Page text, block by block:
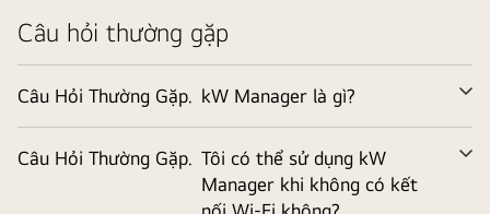
Câu hỏi thường gặp
Câu Hỏi Thường Gặp. kW Manager là gì?
Câu Hỏi Thường Gặp. Tôi có thể sử dụng kW
Manager khi không có kết